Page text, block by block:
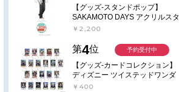
【グッズ-スタンドポップ】
SAKAMOTO DAYS アクリルスタ
ンド～Sunny Afternoon～ 4.南雲
￥2,200
第4位
【グッズ-カードコレクション】
ディズニー ツイステッドワンダ
ーランド ランダムカードコレク
￥400
予約受付中